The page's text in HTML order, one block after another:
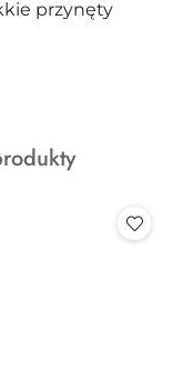
przynęty